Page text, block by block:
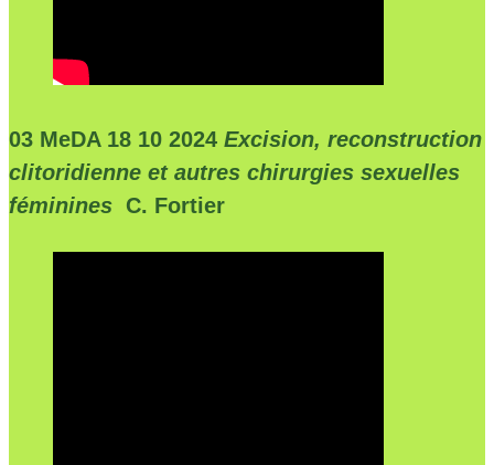
03 MeDA 18 10 2024 Excision, reconstruction
clitoridienne et autres chirurgies sexuelles
féminines C. Fortier